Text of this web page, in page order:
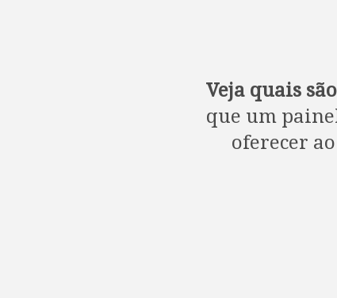
Veja quais
que um
oferecer